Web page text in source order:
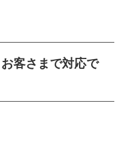
客さまで対応で